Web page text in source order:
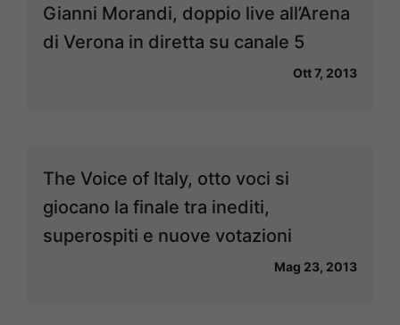
Gianni Morandi, doppio live all’Arena
di Verona in diretta su canale 5
Ott 7, 2013
The Voice of Italy, otto voci si
giocano la finale tra inediti,
superospiti e nuove votazioni
Mag 23, 2013